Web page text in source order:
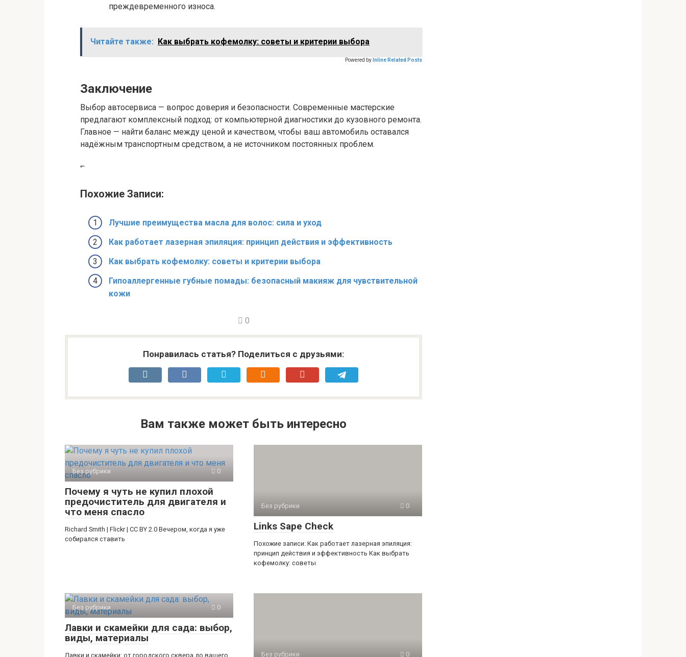
преждевременного износа.
Читайте также: Как выбрать кофемолку: советы и критерии выбора
Powered by Inline Related Posts
Заключение
Выбор автосервиса — вопрос доверия и безопасности. Современные мастерские
предлагают комплексный подход: от компьютерной диагностики до кузовного ремонта.
Главное — найти баланс между ценой и качеством, чтобы ваш автомобиль оставался
надёжным транспортным средством, а не источником постоянных проблем.
“`
Похожие Записи:
Лучшие преимущества масла для волос: сила и уход
Как работает лазерная эпиляция: принцип действия и эффективность
Как выбрать кофемолку: советы и критерии выбора
Гипоаллергенные губные помады: безопасный макияж для чувствительной
кожи
0
Понравилась статья? Поделиться с друзьями:
Вам также может быть интересно
Без рубрики 0
Почему я чуть не купил плохой
предочиститель для двигателя и
что меня спасло
Richard Smith | Flickr | CC BY 2.0 Вечером, когда я уже
собирался ставить
Без рубрики 0
Links Sape Check
Похожие записи: Как работает лазерная эпиляция:
принцип действия и эффективность Как выбрать
кофемолку: советы
Без рубрики 0
Лавки и скамейки для сада: выбор,
виды, материалы
Лавки и скамейки: от городского сквера до вашего Без рубрики 0